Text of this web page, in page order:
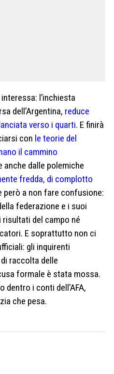
l’inchiesta
dell’Argentina, reduce
verso i quarti. E finirà
con le teorie del
il cammino
anche dalle polemiche
fredda, di complotto
però a non fare confusione:
federazione e i suoi
del campo né
E soprattutto non ci
gli inquirenti
raccolta delle
formale è stata mossa.
dentro i conti dell’AFA,
che pesa.